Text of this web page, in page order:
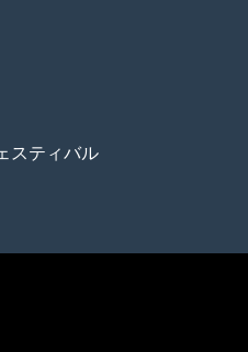
スティバル